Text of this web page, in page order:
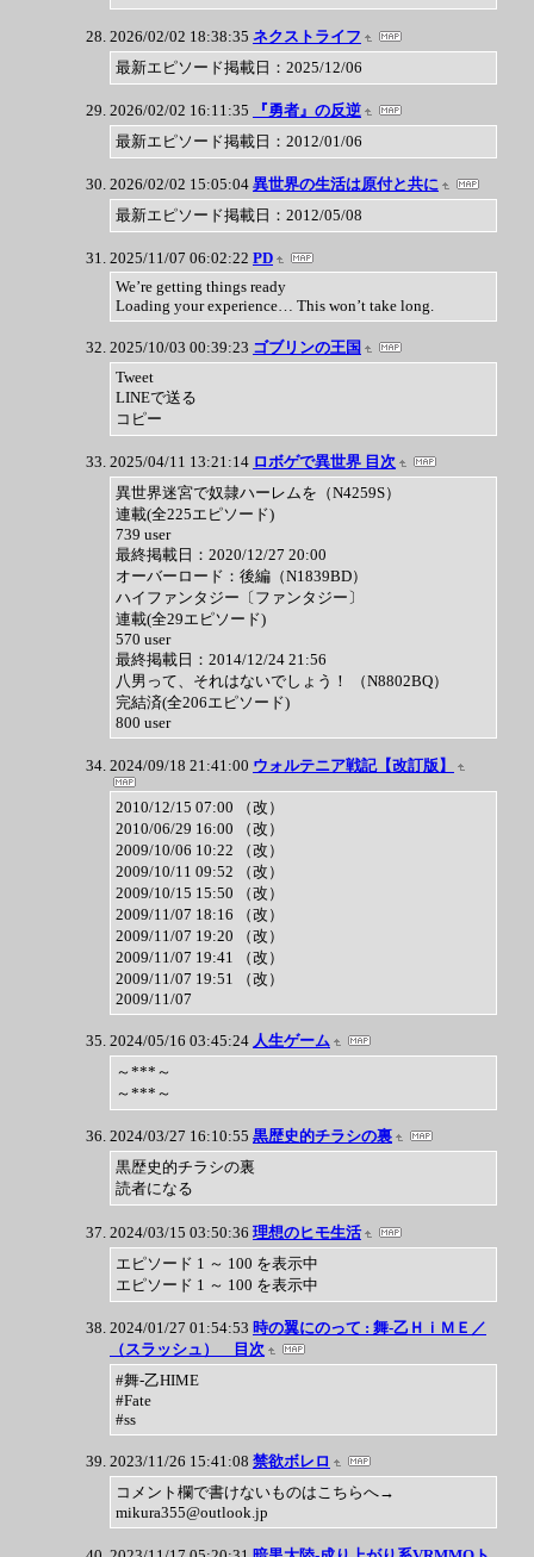
2026/02/02 18:38:35 ネクストライフ
最新エピソード掲載日：2025/12/06
2026/02/02 16:11:35
『勇者』の反逆
最新エピソード掲載日：2012/01/06
2026/02/02 15:05:04 異世界の生活は原付と共に
最新エピソード掲載日：2012/05/08
2025/11/07 06:02:22 PD
We’re getting things ready
Loading your experience… This won’t take long.
2025/10/03 00:39:23 ゴブリンの王国
Tweet
LINEで送る
コピー
2025/04/11 13:21:14 ロボゲで異世界 目次
異世界迷宮で奴隷ハーレムを（N4259S）
連載(全225エピソード)
739 user
最終掲載日：2020/12/27 20:00
オーバーロード：後編（N1839BD）
ハイファンタジー〔ファンタジー〕
連載(全29エピソード)
570 user
最終掲載日：2014/12/24 21:56
八男って、それはないでしょう！ （N8802BQ）
完結済(全206エピソード)
800 user
2024/09/18 21:41:00 ウォルテニア戦記【改訂版】
2010/12/15 07:00 （改）
2010/06/29 16:00 （改）
2009/10/06 10:22 （改）
2009/10/11 09:52 （改）
2009/10/15 15:50 （改）
2009/11/07 18:16 （改）
2009/11/07 19:20 （改）
2009/11/07 19:41 （改）
2009/11/07 19:51 （改）
2009/11/07
2024/05/16 03:45:24 人生ゲーム
～***～
～***～
2024/03/27 16:10:55 黒歴史的チラシの裏
黒歴史的チラシの裏
読者になる
2024/03/15 03:50:36 理想のヒモ生活
エピソード 1 ～ 100 を表示中
エピソード 1 ～ 100 を表示中
2024/01/27 01:54:53 時の翼にのって : 舞-乙ＨｉＭＥ／
（スラッシュ） 目次
#舞-乙HIME
#Fate
#ss
2023/11/26 15:41:08 禁欲ボレロ
コメント欄で書けないものはこちらへ→
mikura355@outlook.jp